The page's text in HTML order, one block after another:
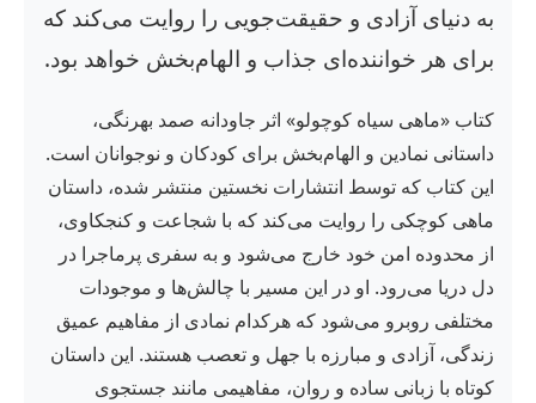
به دنیای آزادی و حقیقت‌جویی را روایت می‌کند که
برای هر خواننده‌ای جذاب و الهام‌بخش خواهد بود.
کتاب «ماهی سیاه کوچولو» اثر جاودانه صمد بهرنگی،
داستانی نمادین و الهام‌بخش برای کودکان و نوجوانان است.
این کتاب که توسط انتشارات نخستین منتشر شده، داستان
ماهی کوچکی را روایت می‌کند که با شجاعت و کنجکاوی،
از محدوده امن خود خارج می‌شود و به سفری پرماجرا در
دل دریا می‌رود. او در این مسیر با چالش‌ها و موجودات
مختلفی روبرو می‌شود که هرکدام نمادی از مفاهیم عمیق
زندگی، آزادی و مبارزه با جهل و تعصب هستند. این داستان
کوتاه با زبانی ساده و روان، مفاهیمی مانند جستجوی